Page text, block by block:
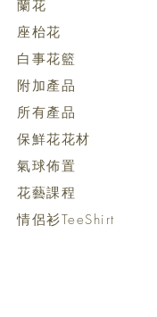
蘭花
座枱花
白事花籃
附加產品
所有產品
保鮮花花材
氣球佈置
花藝課程
情侶衫TeeShirt